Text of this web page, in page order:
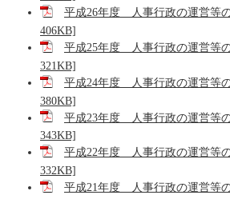
平成26年度 人事行政の運営等
406KB]
平成25年度 人事行政の運営等
321KB]
平成24年度 人事行政の運営等
380KB]
平成23年度 人事行政の運営等
343KB]
平成22年度 人事行政の運営等
332KB]
平成21年度 人事行政の運営等